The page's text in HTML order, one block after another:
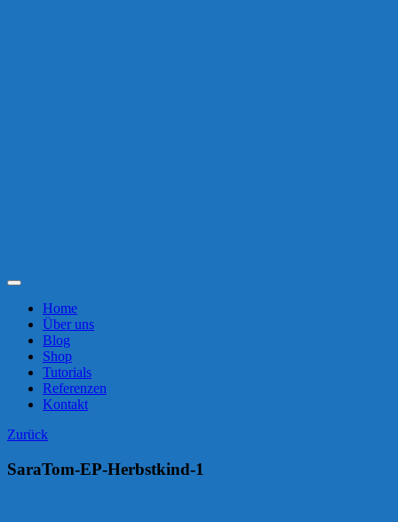
Toggle
NavigationHome
Über uns
Blog
Shop
Tutorials
Referenzen
Kontakt
Zurück
SaraTom-EP-Herbstkind-1